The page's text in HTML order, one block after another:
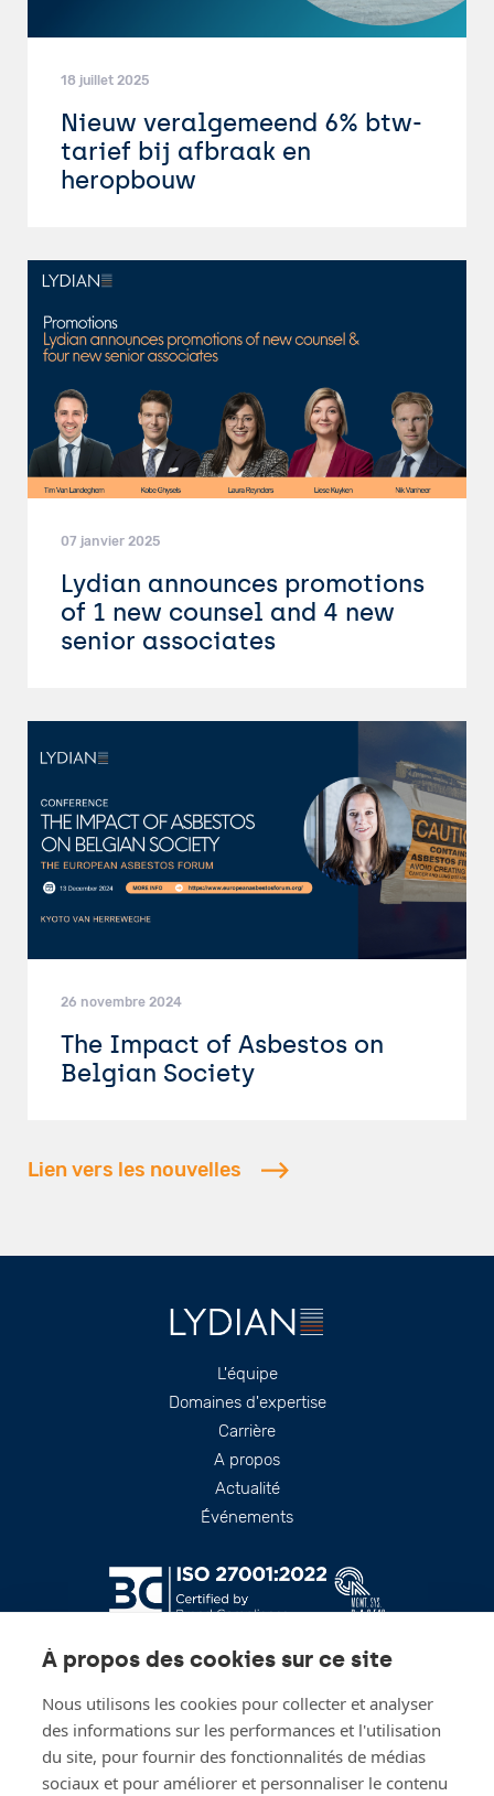
À propos des cookies sur ce site
Nous utilisons les cookies pour collecter et analyser
des informations sur les performances et l'utilisation
du site, pour fournir des fonctionnalités de médias
sociaux et pour améliorer et personnaliser le contenu
18 juillet 2025
Nieuw veralgemeend 6% btw-
tarief bij afbraak en
heropbouw
07 janvier 2025
Lydian announces promotions
of 1 new counsel and 4 new
senior associates
26 novembre 2024
The Impact of Asbestos on
Belgian Society
Lien vers les nouvelles
L'équipe
Domaines d'expertise
Carrière
A propos
Actualité
Événements